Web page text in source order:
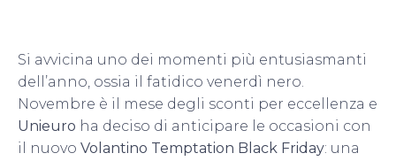
Si avvicina uno dei momenti più entusiasmanti
dell’anno, ossia il fatidico venerdì nero.
Novembre è il mese degli sconti per eccellenza e
Unieuro ha deciso di anticipare le occasioni con
il nuovo Volantino Temptation Black Friday: una